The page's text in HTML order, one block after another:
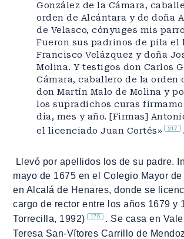
González de la Cámara,
orden de Alcántara y de doña
de Velasco, cónyuges mis
Fueron sus padrinos de pila el
Francisco Velázquez y doña
Molina. Y testigos don Carlos
Cámara, caballero de la orden
don Martín Malo de Molina y
los supradichos curas
día, mes y año. [Firmas]
el licenciado Juan Cortés»
317 .
Llevó por apellidos los de su padre.
mayo de 1675 en el Colegio Mayor
en Alcalá de Henares, donde se
cargo de rector entre los años 1679 y
Torrecilla, 1992)
176
. Se casa en
Teresa San-Vítores Carrillo de